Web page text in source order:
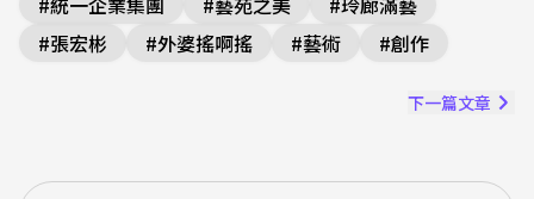
#張宏彬 #外婆搖啊搖 #藝術 #創作
下一篇文章